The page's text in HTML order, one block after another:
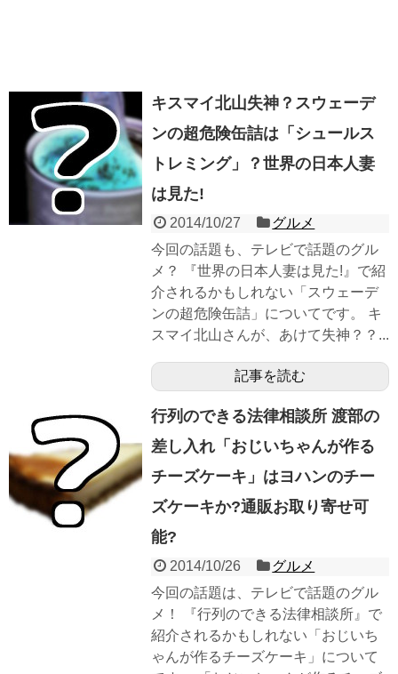
キスマイ北山失神？スウェーデ
ンの超危険缶詰は「シュールス
トレミング」？世界の日本人妻
は見た!
2014/10/27
グルメ
今回の話題も、テレビで話題のグル
メ？ 『世界の日本人妻は見た!』で紹
介されるかもしれない「スウェーデ
ンの超危険缶詰」についてです。 キ
スマイ北山さんが、あけて失神？？...
記事を読む
行列のできる法律相談所 渡部の
差し入れ「おじいちゃんが作る
チーズケーキ」はヨハンのチー
ズケーキか?通販お取り寄せ可
能?
2014/10/26
グルメ
今回の話題は、テレビで話題のグル
メ！ 『行列のできる法律相談所』で
紹介されるかもしれない「おじいち
ゃんが作るチーズケーキ」について